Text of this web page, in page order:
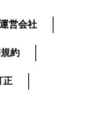
運営会社
約
正